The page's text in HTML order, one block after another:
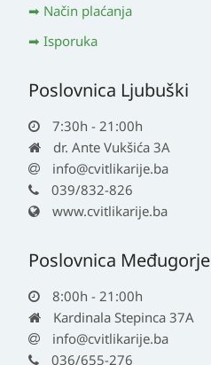
Način plaćanja
Isporuka
Poslovnica Ljubuški
7:30h - 21:00h
dr. Ante Vukšića 3A
info@cvitlikarije.ba
039/832-826
www.cvitlikarije.ba
Poslovnica Međugorje
8:00h - 21:00h
Kardinala Stepinca 37A
info@cvitlikarije.ba
036/655-276